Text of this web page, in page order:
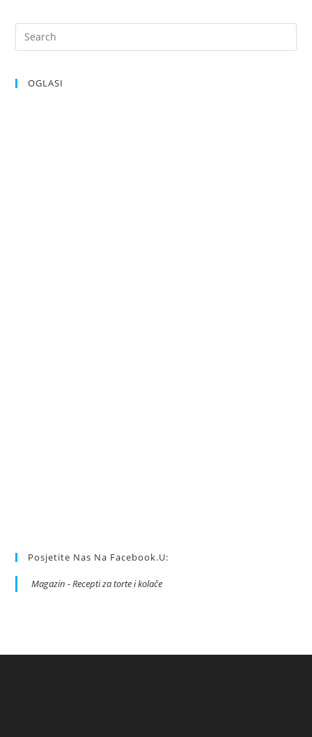
OGLASI
Posjetite Nas Na Facebook.u:
Magazin - Recepti za torte i kolače